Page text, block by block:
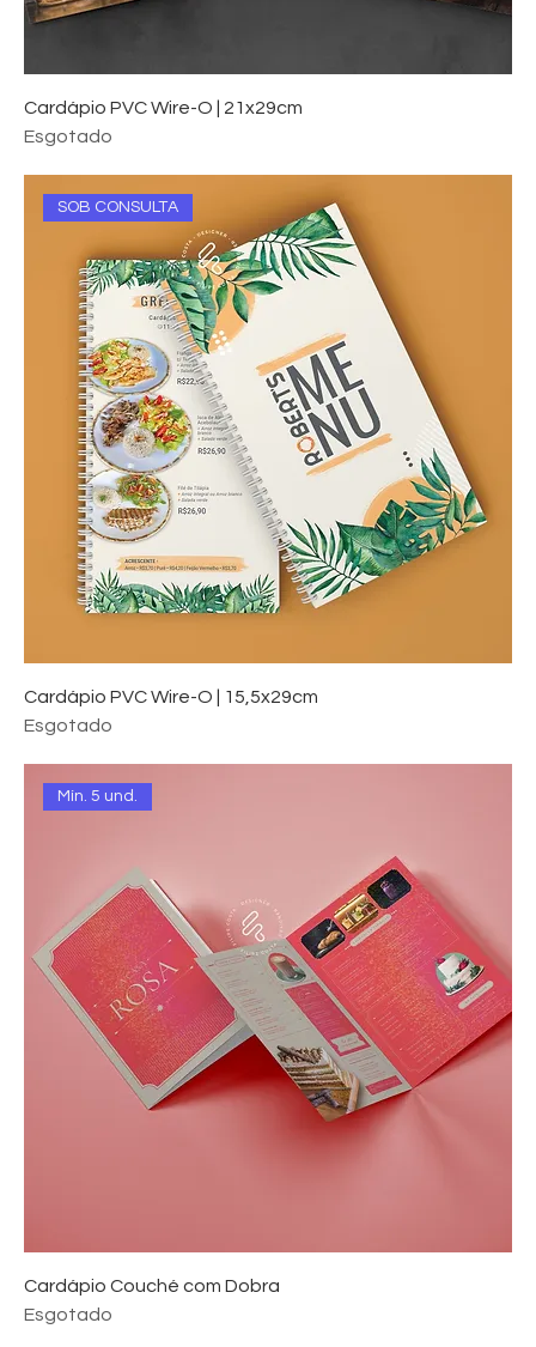
Cardápio PVC Wire-O | 21x29cm
Esgotado
SOB CONSULTA
Cardápio PVC Wire-O | 15,5x29cm
Esgotado
Mín. 5 und.
Cardápio Couché com Dobra
Esgotado